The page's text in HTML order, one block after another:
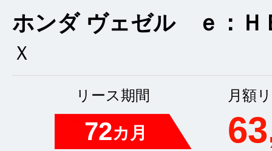
ホンダ ヴェゼル ｅ：Ｈ
Ｘ
リース期間
72カ月
月額